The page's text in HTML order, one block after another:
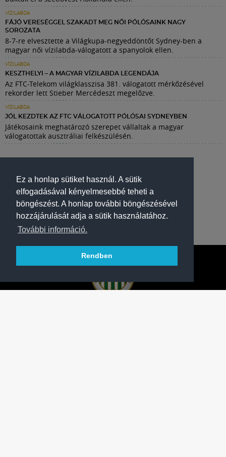
Ez a honlap sütiket használ. A sütik
elfogadásával kényelmesebbé teheti a
böngészést. A honlap további böngészésével
hozzájárulását adja a sütik használatához.
További információ.
Rendben
VÍZILABDA
FÁJÓ VERESÉGGEL SZAKADT MEG NŐI PÓLÓSAINK NAGY
SOROZATA
8-7-re elvesztette a Világkupa-negyeddöntőt Sydney-ben a
magyar női vízilabda-válogatott a spanyolok ellen.
VÍZILABDA
KESZTHELYI – A MAGYAR VÍZILABDA LEGENDÁJA
Az FTC-Telekom világklasszisa 381. válogatott mérkőzésével
rekorder lett Stieber Mercédeszt megelőzve.
VÍZILABDA
JÓL KEZDTEK AZ FTC VÁLOGATOTT PÓLÓSAI SYDNEYBEN
Játékosaink meghatározó szerepet vállaltak a magyar
válogatottak ausztráliai felkészülésén.